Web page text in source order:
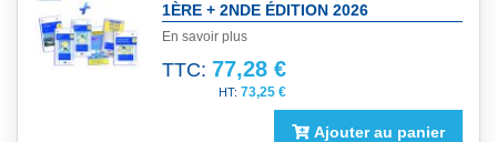
1ÈRE + 2NDE ÉDITION 2026
En savoir plus
TTC: 77,28 €
73,25 €
Ajouter au panier